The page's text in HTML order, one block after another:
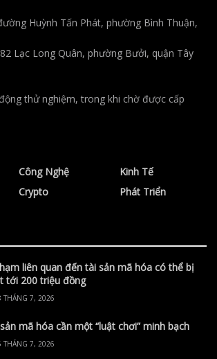
Huỳnh Tấn Phát, phường Bình Thuận,
Lạc Long Quân, phường Bưởi, quận Tây
thử nghiệm, trong khi chờ được cấp
Công Nghệ
Crypto
Kinh Tế
Phát Triển
liên quan đến tài sản mã hóa có thể bị
tới 200 triệu đồng
THÁNG 7, 2026
mã hóa cần một “luật chơi” minh bạch
THÁNG 7, 2026